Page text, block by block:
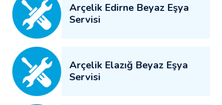
Arçelik Edirne Beyaz Eşya
Servisi
Arçelik Elazığ Beyaz Eşya
Servisi